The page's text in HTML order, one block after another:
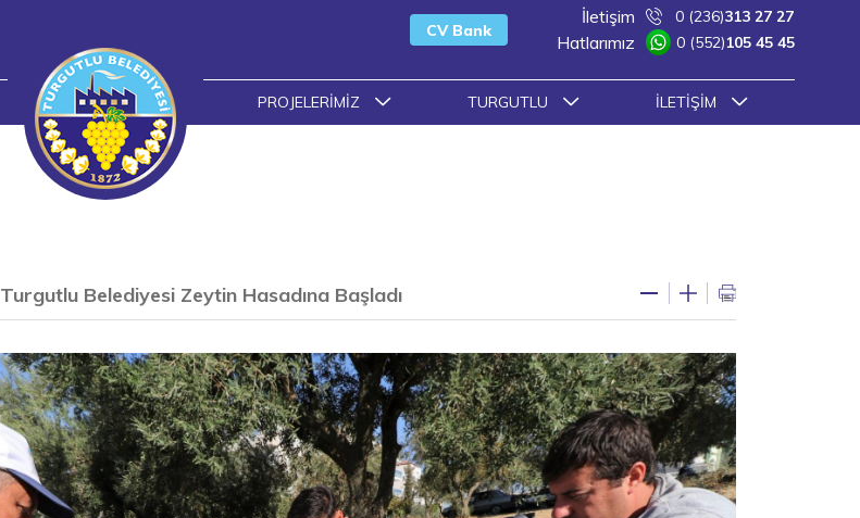
PROJELERIMIZ TURGUTLU İLETIŞIM
CV Bank
İletişim 0 (236)313 27 27
Hatlarımız 0 (552)105 45 45
Turgutlu Belediyesi Zeytin Hasadına Başladı